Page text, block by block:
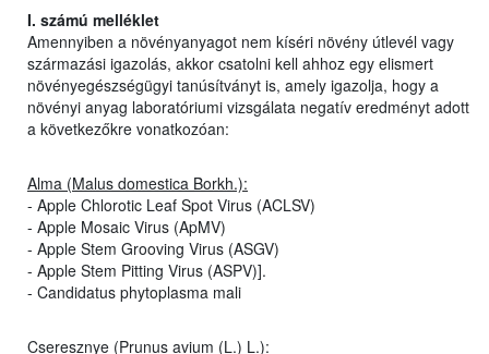
I. számú melléklet
Amennyiben a növényanyagot nem kíséri növény útlevél vagy
származási igazolás, akkor csatolni kell ahhoz egy elismert
növényegészségügyi tanúsítványt is, amely igazolja, hogy a
növényi anyag laboratóriumi vizsgálata negatív eredményt adott
a következőkre vonatkozóan:
Alma (Malus domestica Borkh.):
- Apple Chlorotic Leaf Spot Virus (ACLSV)
- Apple Mosaic Virus (ApMV)
- Apple Stem Grooving Virus (ASGV)
- Apple Stem Pitting Virus (ASPV)].
- Candidatus phytoplasma mali
Cseresznye (Prunus avium (L.) L.):